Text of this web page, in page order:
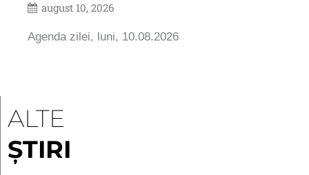
august 10, 2026
Agenda zilei, luni, 10.08.2026
ALTE
ȘTIRI